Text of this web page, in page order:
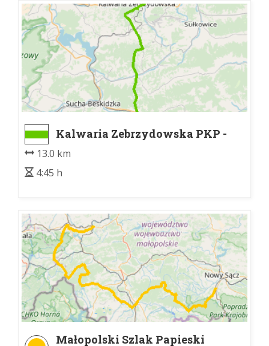
Kalwaria Zebrzydowska PKP -
Chełm Wchodni
13.0 km
4:45 h
Małopolski Szlak Papieski